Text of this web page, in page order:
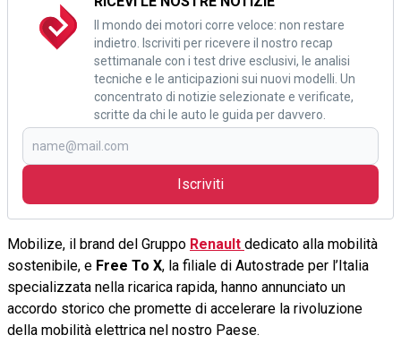
Il mondo dei motori corre veloce: non restare
indietro. Iscriviti per ricevere il nostro recap
settimanale con i test drive esclusivi, le analisi
tecniche e le anticipazioni sui nuovi modelli. Un
concentrato di notizie selezionate e verificate,
scritte da chi le auto le guida per davvero.
Iscriviti
Mobilize, il brand del Gruppo Renault dedicato alla mobilità
sostenibile, e Free To X, la filiale di Autostrade per l’Italia
specializzata nella ricarica rapida, hanno annunciato un
accordo storico che promette di accelerare la rivoluzione
della mobilità elettrica nel nostro Paese.